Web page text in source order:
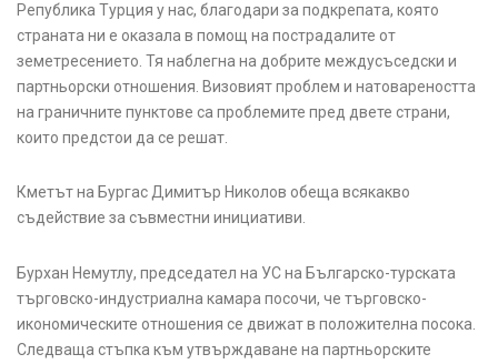
Република Турция у нас, благодари за подкрепата, която
страната ни е оказала в помощ на пострадалите от
земетресението. Тя наблегна на добрите междусъседски и
партньорски отношения. Визовият проблем и натовареността
на граничните пунктове са проблемите пред двете страни,
които предстои да се решат.
Кметът на Бургас Димитър Николов обеща всякакво
съдействие за съвместни инициативи.
Бурхан Немутлу, председател на УС на Българско-турската
търговско-индустриална камара посочи, че търговско-
икономическите отношения се движат в положителна посока.
Следваща стъпка към утвърждаване на партньорските